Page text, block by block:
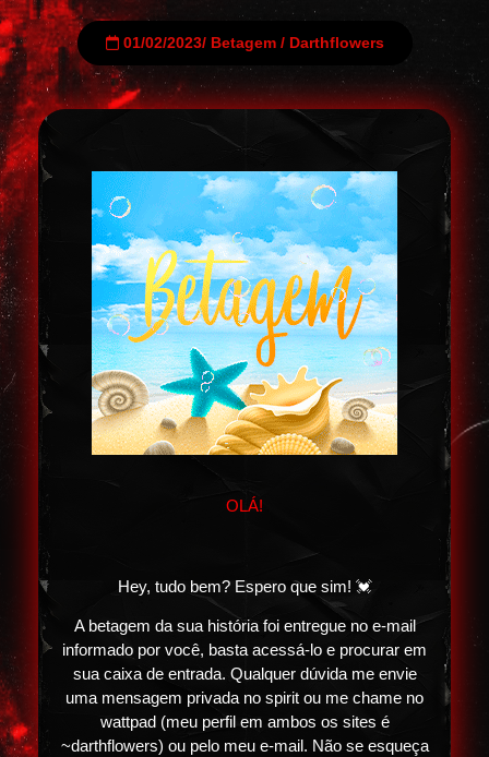
01/02/2023/ Betagem/ Darthflowers
OLÁ!
Hey, tudo bem? Espero que sim! 💓
A betagem da sua história foi entregue no e-mail
informado por você, basta acessá-lo e procurar em
sua caixa de entrada. Qualquer dúvida me envie
uma mensagem privada no spirit ou me chame no
wattpad (meu perfil em ambos os sites é
~darthflowers) ou pelo meu e-mail. Não se esqueça